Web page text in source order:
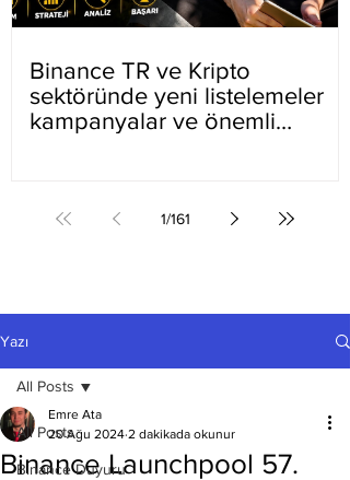
Binance TR ve Kripto
sektöründe yeni listelemeler
kampanyalar ve önemli
1/161
Yazı
All Posts
Binance Duyuru
All Posts
Binance Launchpool 57.
Emre Ata
20 Ağu 2024 2 dakikada okunur